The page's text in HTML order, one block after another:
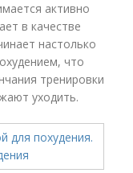
активно
в качестве
настолько
что
тренировки
уходить.